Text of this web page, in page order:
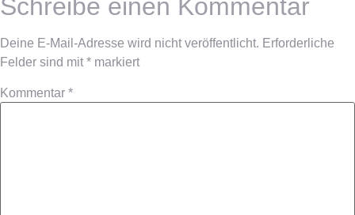
Schreibe einen Kommentar
Deine E-Mail-Adresse wird nicht veröffentlicht. Erforderliche
Felder sind mit * markiert
Kommentar *